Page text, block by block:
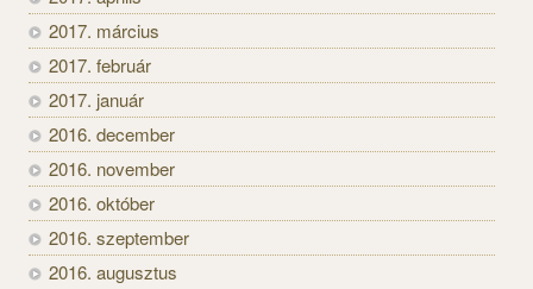
2017. március
2017. február
2017. január
2016. december
2016. november
2016. október
2016. szeptember
2016. augusztus